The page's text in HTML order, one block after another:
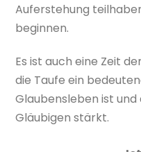
Auferstehung
beginnen.
Es ist auch eine Zeit
die Taufe ein
Glaubensleben ist
Gläubigen stärkt.